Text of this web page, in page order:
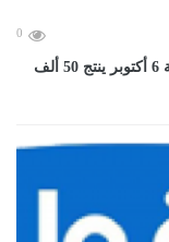
0
كامل الوزير يضع حجر الأساس لمصنع جديد بمدينة 6 أكتوبر ينتج 50 ألف